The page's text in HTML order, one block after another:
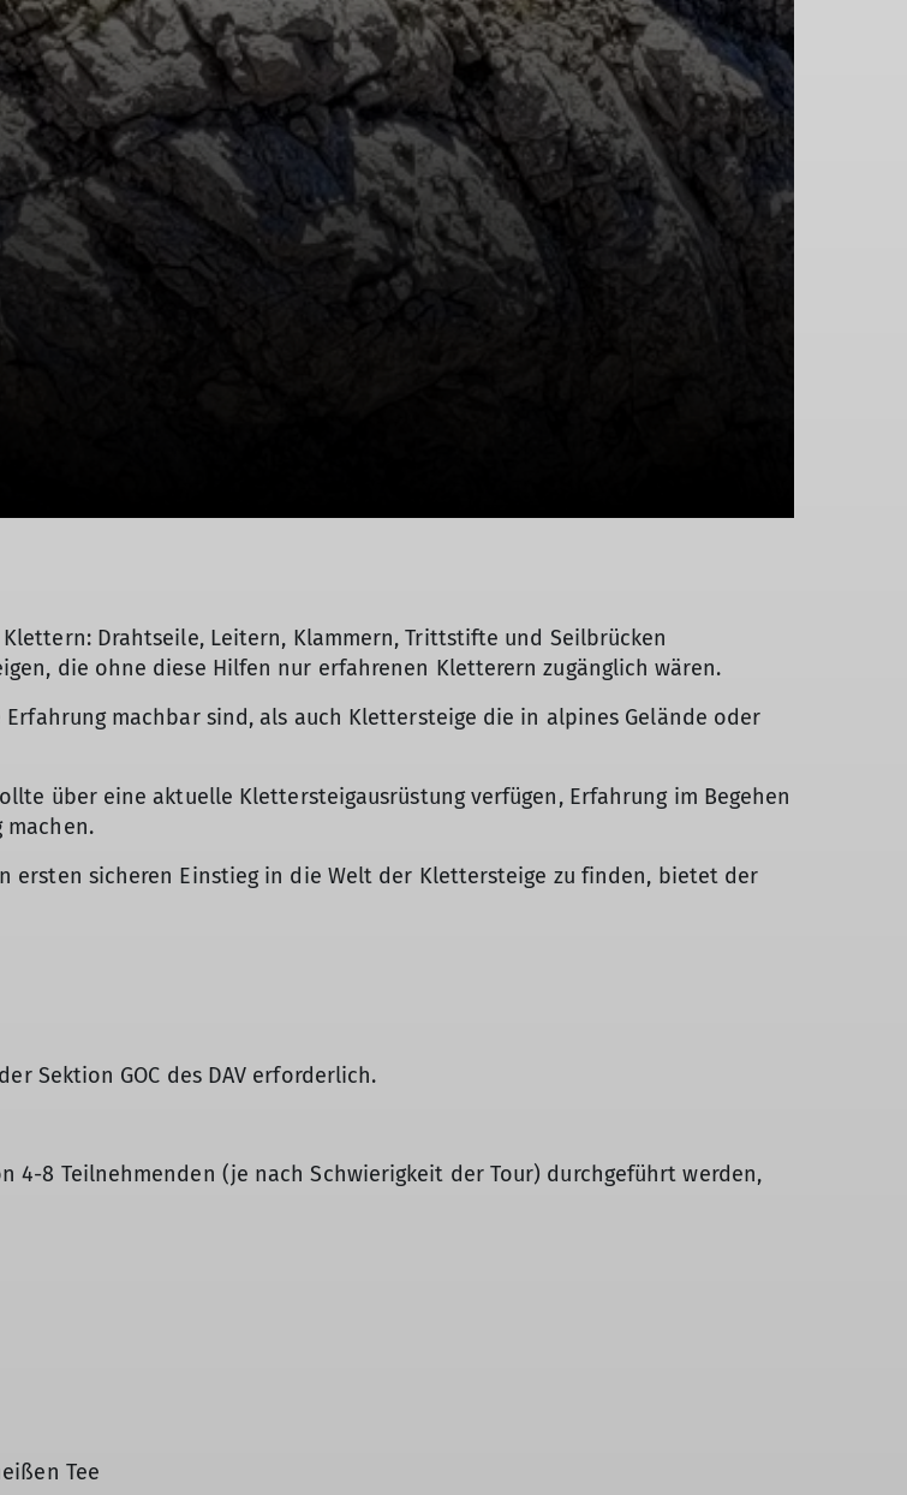
Drahtseile, Leitern, Klammern, Trittstifte und Seilbrücken
die ohne diese Hilfen nur erfahrenen Kletterern zugänglich wären.
machbar sind, als auch Klettersteige die in alpines Gelände oder
über eine aktuelle Klettersteigausrüstung verfügen, Erfahrung im Begehen
ersten sicheren Einstieg in die Welt der Klettersteige zu finden, bietet der
Sektion GOC des DAV erforderlich.
8 Teilnehmenden (je nach Schwierigkeit der Tour) durchgeführt werden,
Tee